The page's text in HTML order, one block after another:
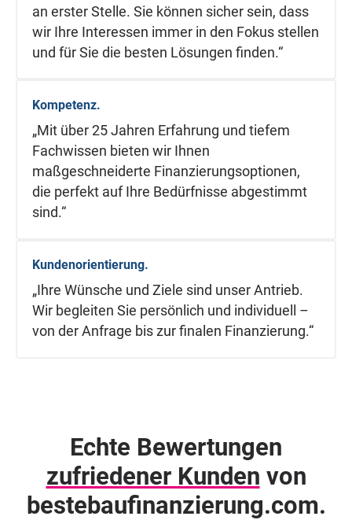
an erster Stelle. Sie können sicher sein, dass
wir Ihre Interessen immer in den Fokus stellen
und für Sie die besten Lösungen finden.“
Kompetenz.
„Mit über 25 Jahren Erfahrung und tiefem
Fachwissen bieten wir Ihnen
maßgeschneiderte Finanzierungsoptionen,
die perfekt auf Ihre Bedürfnisse abgestimmt
sind.“
Kundenorientierung.
„Ihre Wünsche und Ziele sind unser Antrieb.
Wir begleiten Sie persönlich und individuell –
von der Anfrage bis zur finalen Finanzierung.“
Echte Bewertungen
zufriedener Kunden von
beste­baufinanzierung.com.